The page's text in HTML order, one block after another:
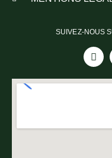
SUIVEZ-NOUS